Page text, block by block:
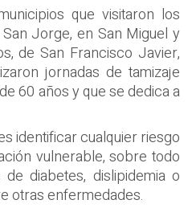
que visitaron los
Jorge, en San Miguel y
de San Francisco Javier,
jornadas de tamizaje
60 años y que se dedica a
identificar cualquier riesgo
vulnerable, sobre todo
diabetes, dislipidemia o
otras enfermedades.